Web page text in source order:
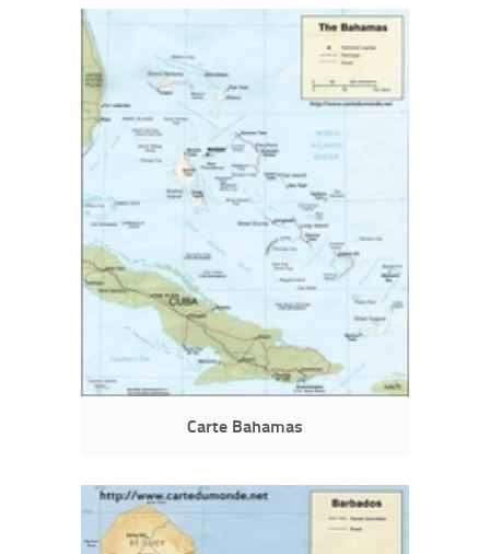
Carte Bahamas